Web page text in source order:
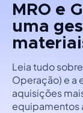
MRO e
uma
Leia tudo
Operação) e a
aquisições
equipamentos